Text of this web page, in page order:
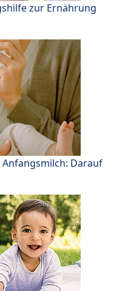
zur Ernährung
Darauf